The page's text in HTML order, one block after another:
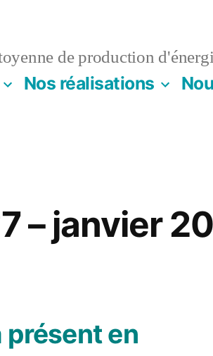
de production
Nos réalisations
– janvier
présent en